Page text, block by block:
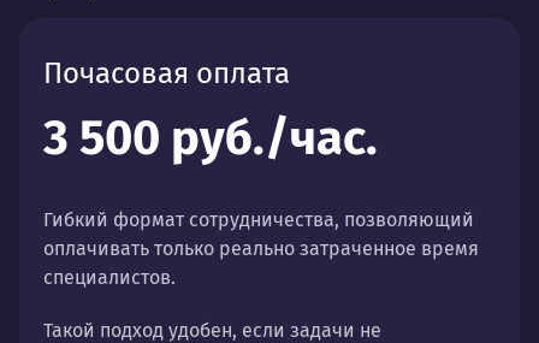
Почасовая оплата
3 500 руб./час.
Гибкий формат сотрудничества, позволяющий
оплачивать только реально затраченное время
специалистов.
Такой подход удобен, если задачи не